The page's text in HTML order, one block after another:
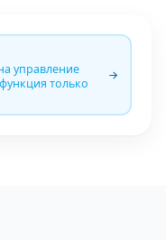
управление
только